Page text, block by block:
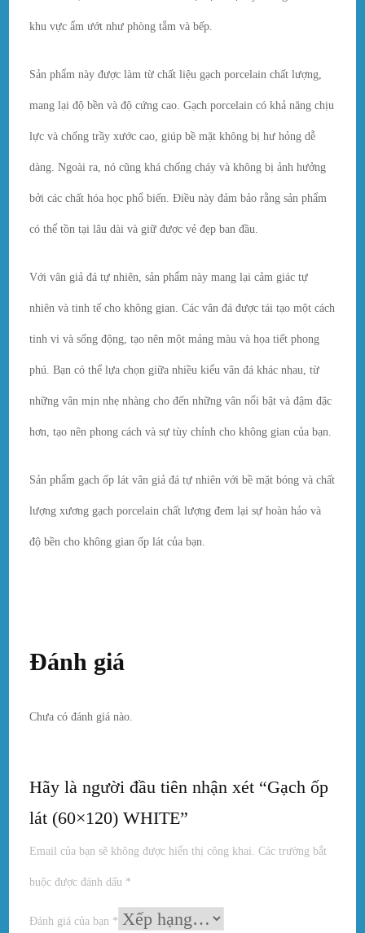
khu vực ẩm ướt như phòng tắm và bếp.
Sản phẩm này được làm từ chất liệu gạch porcelain chất lượng,
mang lại độ bền và độ cứng cao. Gạch porcelain có khả năng chịu
lực và chống trầy xước cao, giúp bề mặt không bị hư hỏng dễ
dàng. Ngoài ra, nó cũng khá chống cháy và không bị ảnh hưởng
bởi các chất hóa học phổ biến. Điều này đảm bảo rằng sản phẩm
có thể tồn tại lâu dài và giữ được vẻ đẹp ban đầu.
Với vân giả đá tự nhiên, sản phẩm này mang lại cảm giác tự
nhiên và tinh tế cho không gian. Các vân đá được tái tạo một cách
tinh vi và sống động, tạo nên một mảng màu và họa tiết phong
phú. Bạn có thể lựa chọn giữa nhiều kiểu vân đá khác nhau, từ
những vân mịn nhẹ nhàng cho đến những vân nổi bật và đậm đặc
hơn, tạo nên phong cách và sự tùy chỉnh cho không gian của bạn.
Sản phẩm gạch ốp lát vân giả đá tự nhiên với bề mặt bóng và chất
lượng xương gạch porcelain chất lượng đem lại sự hoàn hảo và
độ bền cho không gian ốp lát của bạn.
Đánh giá
Chưa có đánh giá nào.
Hãy là người đầu tiên nhận xét “Gạch ốp
lát (60×120) WHITE”
Email của bạn sẽ không được hiển thị công khai. Các trường bắt
buộc được đánh dấu *
Đánh giá của bạn *